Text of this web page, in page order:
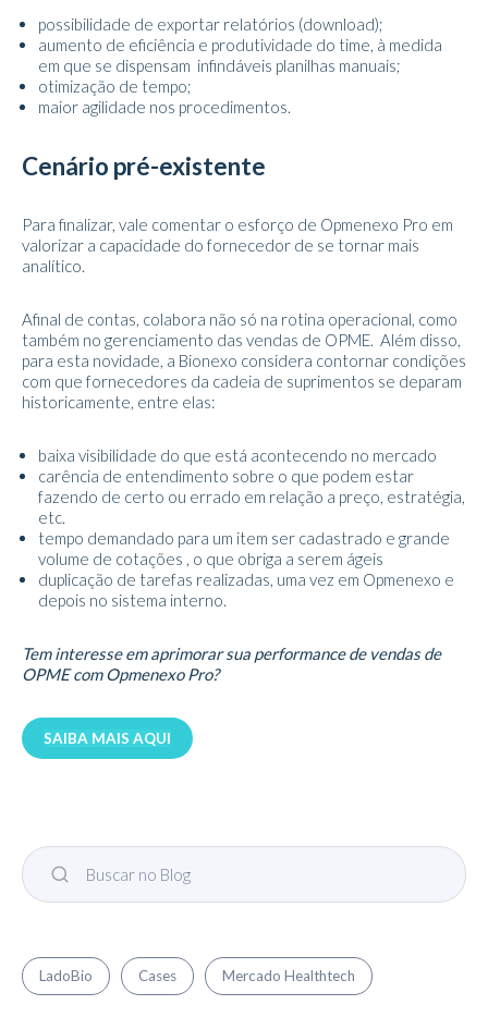
possibilidade de exportar relatórios (download);
aumento de eficiência e produtividade do time, à medida
em que se dispensam infindáveis planilhas manuais;
otimização de tempo;
maior agilidade nos procedimentos.
Cenário pré-existente
Para finalizar, vale comentar o esforço de Opmenexo Pro em
valorizar a capacidade do fornecedor de se tornar mais
analítico.
Afinal de contas, colabora não só na rotina operacional, como
também no gerenciamento das vendas de OPME. Além disso,
para esta novidade, a Bionexo considera contornar condições
com que fornecedores da cadeia de suprimentos se deparam
historicamente, entre elas:
baixa visibilidade do que está acontecendo no mercado
carência de entendimento sobre o que podem estar
fazendo de certo ou errado em relação a preço, estratégia,
etc.
tempo demandado para um item ser cadastrado e grande
volume de cotações , o que obriga a serem ágeis
duplicação de tarefas realizadas, uma vez em Opmenexo e
depois no sistema interno.
Tem interesse em aprimorar sua performance de vendas de
OPME com Opmenexo Pro?
SAIBA MAIS AQUI
LadoBio Cases Mercado Healthtech